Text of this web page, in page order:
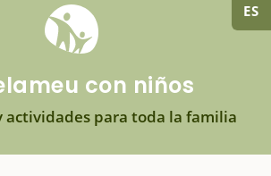
ES
con niños
actividades para toda la familia